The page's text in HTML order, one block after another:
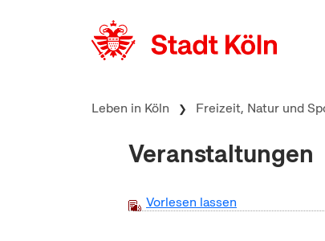
Leben in Köln Freizeit, Natur und
Veranstaltungen
Vorlesen lassen